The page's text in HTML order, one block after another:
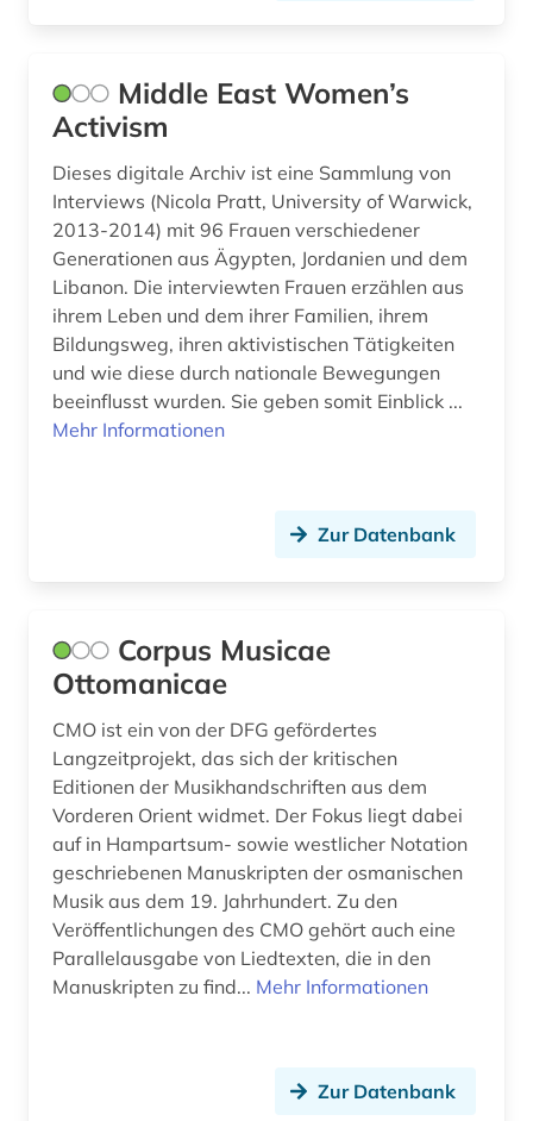
Middle East Women’s
Activism
Dieses digitale Archiv ist eine Sammlung von
Interviews (Nicola Pratt, University of Warwick,
2013-2014) mit 96 Frauen verschiedener
Generationen aus Ägypten, Jordanien und dem
Libanon. Die interviewten Frauen erzählen aus
ihrem Leben und dem ihrer Familien, ihrem
Bildungsweg, ihren aktivistischen Tätigkeiten
und wie diese durch nationale Bewegungen
beeinflusst wurden. Sie geben somit Einblick ...
Mehr Informationen
Zur Datenbank
Corpus Musicae
Ottomanicae
CMO ist ein von der DFG gefördertes
Langzeitprojekt, das sich der kritischen
Editionen der Musikhandschriften aus dem
Vorderen Orient widmet. Der Fokus liegt dabei
auf in Hampartsum- sowie westlicher Notation
geschriebenen Manuskripten der osmanischen
Musik aus dem 19. Jahrhundert. Zu den
Veröffentlichungen des CMO gehört auch eine
Parallelausgabe von Liedtexten, die in den
Manuskripten zu find... Mehr Informationen
Zur Datenbank